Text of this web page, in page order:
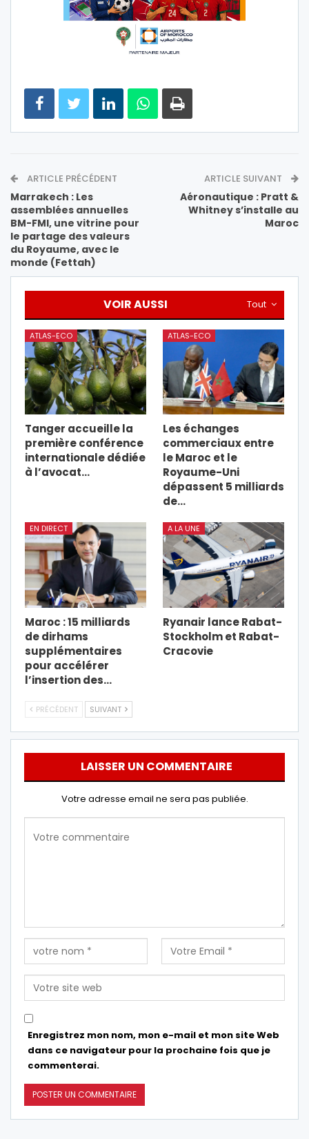
ARTICLE PRÉCÉDENT
Marrakech : Les
assemblées annuelles
BM-FMI, une vitrine pour
le partage des valeurs
du Royaume, avec le
monde (Fettah)
ARTICLE SUIVANT
Aéronautique : Pratt &
Whitney s’installe au
Maroc
Tout
VOIR AUSSI
ATLAS-ECO
Tanger accueille la
première conférence
internationale dédiée
à l’avocat…
ATLAS-ECO
Les échanges
commerciaux entre
le Maroc et le
Royaume-Uni
dépassent 5 milliards
de…
EN DIRECT
Maroc : 15 milliards
de dirhams
supplémentaires
pour accélérer
l’insertion des…
A LA UNE
Ryanair lance Rabat-
Stockholm et Rabat-
Cracovie
PRÉCÉDENT SUIVANT
LAISSER UN COMMENTAIRE
Votre adresse email ne sera pas publiée.
Enregistrez mon nom, mon e-mail et mon site Web
dans ce navigateur pour la prochaine fois que je
commenterai.